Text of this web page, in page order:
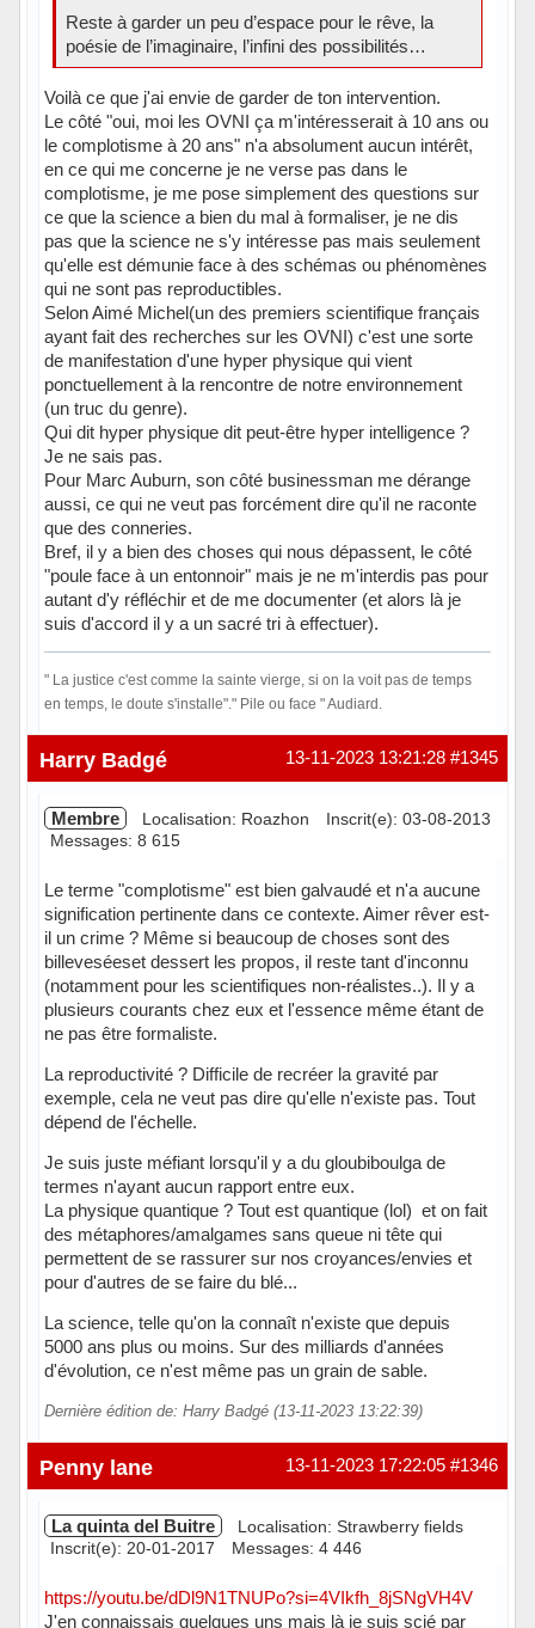
Reste à garder un peu d’espace pour le rêve, la
poésie de l’imaginaire, l’infini des possibilités…
Voilà ce que j'ai envie de garder de ton intervention.
Le côté "oui, moi les OVNI ça m'intéresserait à 10 ans ou
le complotisme à 20 ans" n'a absolument aucun intérêt,
en ce qui me concerne je ne verse pas dans le
complotisme, je me pose simplement des questions sur
ce que la science a bien du mal à formaliser, je ne dis
pas que la science ne s'y intéresse pas mais seulement
qu'elle est démunie face à des schémas ou phénomènes
qui ne sont pas reproductibles.
Selon Aimé Michel(un des premiers scientifique français
ayant fait des recherches sur les OVNI) c'est une sorte
de manifestation d'une hyper physique qui vient
ponctuellement à la rencontre de notre environnement
(un truc du genre).
Qui dit hyper physique dit peut-être hyper intelligence ?
Je ne sais pas.
Pour Marc Auburn, son côté businessman me dérange
aussi, ce qui ne veut pas forcément dire qu'il ne raconte
que des conneries.
Bref, il y a bien des choses qui nous dépassent, le côté
"poule face à un entonnoir" mais je ne m'interdis pas pour
autant d'y réfléchir et de me documenter (et alors là je
suis d'accord il y a un sacré tri à effectuer).
" La justice c'est comme la sainte vierge, si on la voit pas de temps
en temps, le doute s'installe"." Pile ou face " Audiard.
En ligne #1345
13-11-2023 13:21:28
Harry Badgé
Membre Localisation: Roazhon
Inscrit(e): 03-08-2013
Messages: 8 615
Le terme "complotisme" est bien galvaudé et n'a aucune
signification pertinente dans ce contexte. Aimer rêver est-
il un crime ? Même si beaucoup de choses sont des
billeveséeset dessert les propos, il reste tant d'inconnu
(notamment pour les scientifiques non-réalistes..). Il y a
plusieurs courants chez eux et l'essence même étant de
ne pas être formaliste.
La reproductivité ? Difficile de recréer la gravité par
exemple, cela ne veut pas dire qu'elle n'existe pas. Tout
dépend de l'échelle.
Je suis juste méfiant lorsqu'il y a du gloubiboulga de
termes n'ayant aucun rapport entre eux.
La physique quantique ? Tout est quantique (lol) et on fait
des métaphores/amalgames sans queue ni tête qui
permettent de se rassurer sur nos croyances/envies et
pour d'autres de se faire du blé...
La science, telle qu'on la connaît n'existe que depuis
5000 ans plus ou moins. Sur des milliards d'années
d'évolution, ce n'est même pas un grain de sable.
Dernière édition de: Harry Badgé (13-11-2023 13:22:39)
Hors ligne #1346
13-11-2023 17:22:05
Penny lane
La quinta del Buitre
Localisation: Strawberry fields
Inscrit(e): 20-01-2017
Messages: 4 446
https://youtu.be/dDl9N1TNUPo?si=4VIkfh_8jSNgVH4V
J'en connaissais quelques uns mais là je suis scié par